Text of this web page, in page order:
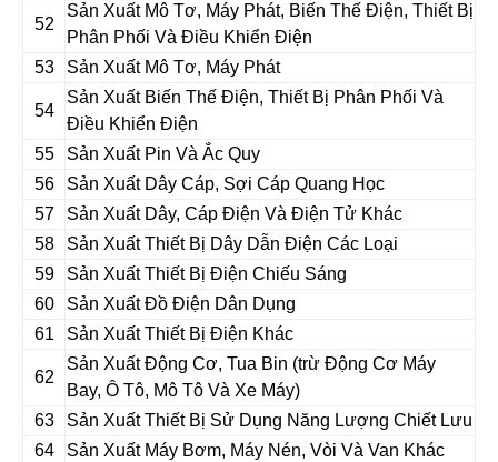
52
Sản Xuất Mô Tơ, Máy Phát, Biến Thế Điện, Thiết Bị
Phân Phối Và Điều Khiển Điện
53
Sản Xuất Mô Tơ, Máy Phát
54
Sản Xuất Biến Thế Điện, Thiết Bị Phân Phối Và
Điều Khiển Điện
55
Sản Xuất Pin Và Ắc Quy
56
Sản Xuất Dây Cáp, Sợi Cáp Quang Học
57
Sản Xuất Dây, Cáp Điện Và Điện Tử Khác
58
Sản Xuất Thiết Bị Dây Dẫn Điện Các Loại
59
Sản Xuất Thiết Bị Điện Chiếu Sáng
60
Sản Xuất Đồ Điện Dân Dụng
61
Sản Xuất Thiết Bị Điện Khác
62
Sản Xuất Động Cơ, Tua Bin (trừ Động Cơ Máy
Bay, Ô Tô, Mô Tô Và Xe Máy)
63
Sản Xuất Thiết Bị Sử Dụng Năng Lượng Chiết Lưu
64
Sản Xuất Máy Bơm, Máy Nén, Vòi Và Van Khác